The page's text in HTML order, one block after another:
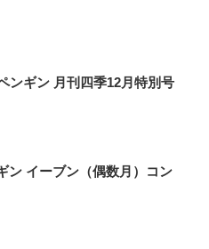
ンギン 月刊四季12月特別号
ン イーブン（偶数月）コン